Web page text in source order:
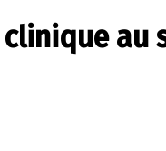
au